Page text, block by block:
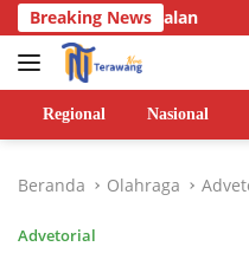
Langsung
ke
konten
Breaking News
Jalan Joki BBM
Regional Nasional
Beranda Olahraga
Advetorial